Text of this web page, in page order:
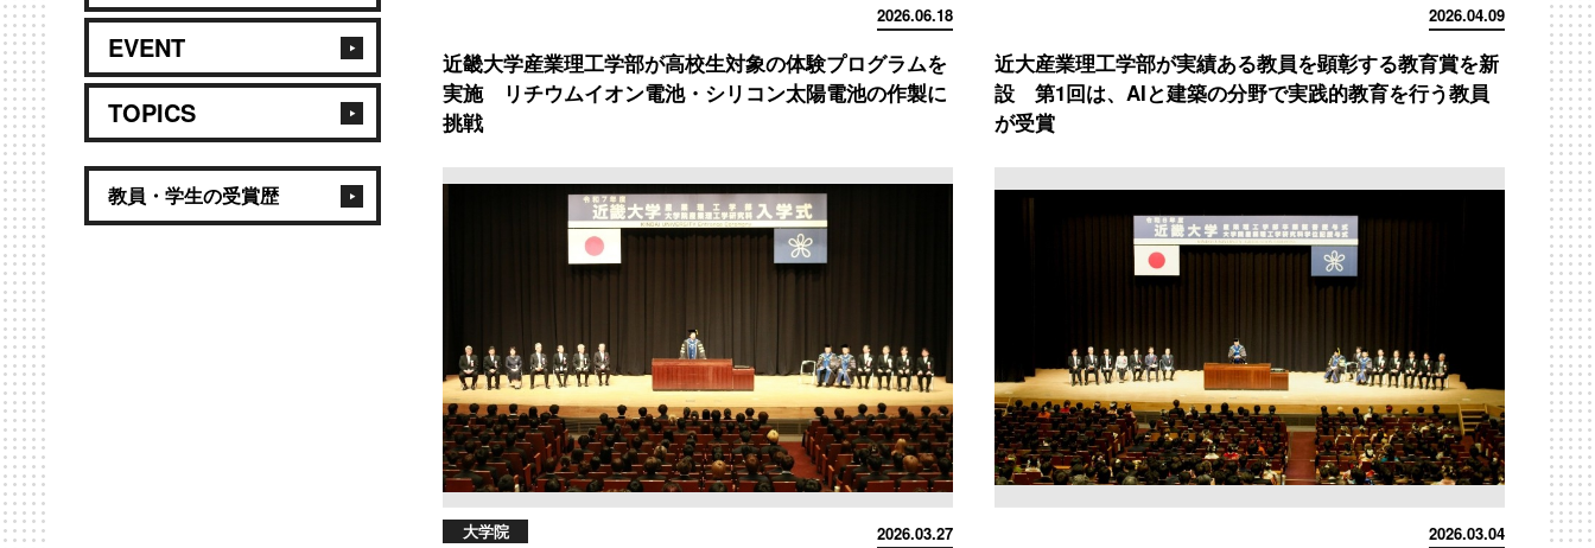
EVENT
TOPICS
教員・学生の受賞歴
2026.06.18
近畿大学産業理工学部が高校生対象の体験プログラムを
実施 リチウムイオン電池・シリコン太陽電池の作製に
挑戦
2026.04.09
近大産業理工学部が実績ある教員を顕彰する教育賞を新
設 第1回は、AIと建築の分野で実践的教育を行う教員
が受賞
大学院 2026.03.27 2026.03.04